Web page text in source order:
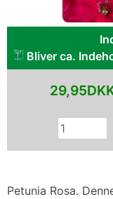
Petunia Rosa.
Bliver ca.